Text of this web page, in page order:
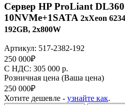
Сервер HP ProLiant DL360
10NVMe+1SATA 2xXeon
192GB, 2x800W
Артикул: 517-2382-192
250 000₽
C НДС: 305 000 р.
Розничная цена (Ваша цена)
250 000₽
Хотите дешевле - узнайте как.